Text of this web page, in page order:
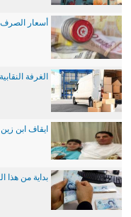
أسعار الصرف
الغرفة
ايقاف ابن
بداية من هذا